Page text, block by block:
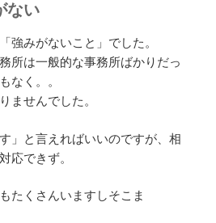
ない
強みがないこと」でした。
所は一般的な事務所ばかりだっ
なく。。
ませんでした。
」と言えればいいのですが、相
応できず。
たくさんいますしそこま